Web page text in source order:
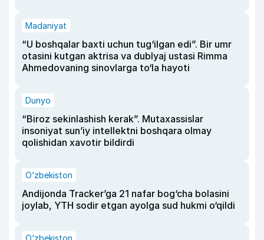
Madaniyat
“U boshqalar baxti uchun tug‘ilgan edi”. Bir umr
otasini kutgan aktrisa va dublyaj ustasi Rimma
Ahmedovaning sinovlarga to‘la hayoti
Dunyo
“Biroz sekinlashish kerak”. Mutaxassislar
insoniyat sun’iy intellektni boshqara olmay
qolishidan xavotir bildirdi
O‘zbekiston
Andijonda Tracker’ga 21 nafar bog‘cha bolasini
joylab, YTH sodir etgan ayolga sud hukmi o‘qildi